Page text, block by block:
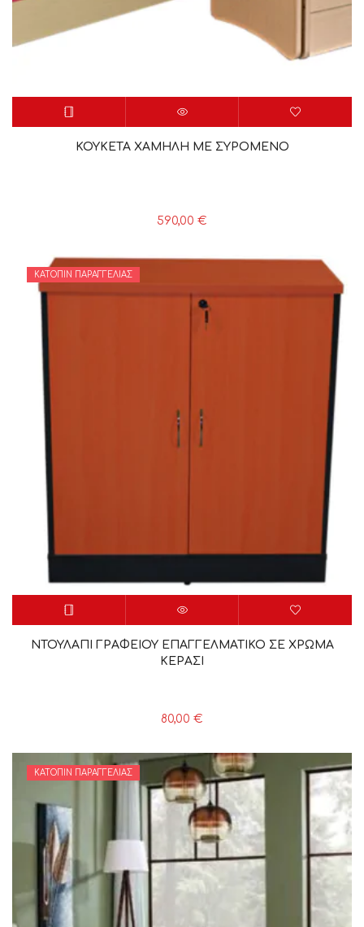
ΚΟΥΚΕΤΑ ΧΑΜΗΛΗ ΜΕ ΣΥΡΟΜΕΝΟ
590,00 €
ΚΑΤΌΠΙΝ ΠΑΡΑΓΓΕΛΊΑΣ
ΝΤΟΥΛΑΠΙ ΓΡΑΦΕΙΟΥ ΕΠΑΓΓΕΛΜΑΤΙΚΟ ΣΕ ΧΡΩΜΑ
ΚΕΡΑΣΙ
80,00 €
ΚΑΤΌΠΙΝ ΠΑΡΑΓΓΕΛΊΑΣ